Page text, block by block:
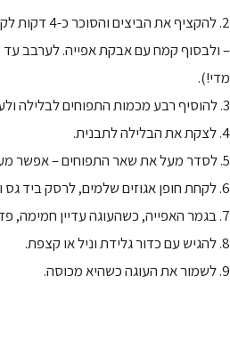
2. להקציף את
– ולבסוף קמח עם אבקת אפייה. לערבב
מדי!).
3. להוסיף רבע מכמות התפוחים לבלילה ולערבב בעדינות עם כף.
4. לצקת את הבלילה לתבנית.
5. לסדר מעל את שאר התפוחים – אפשר מעוגל, אפשר חופשי.
6. לקחת חופן אגוזים שלמים, לרסק ביד גס ולפזר מעל.
7. בגמר האפייה, כשהעוגה עדיין חמימה, פדרו באבקת סוכר.
8. להגיש עם כדור גלידת וניל או קצפת.
9. לשמור את העוגה כשהיא מכוסה.